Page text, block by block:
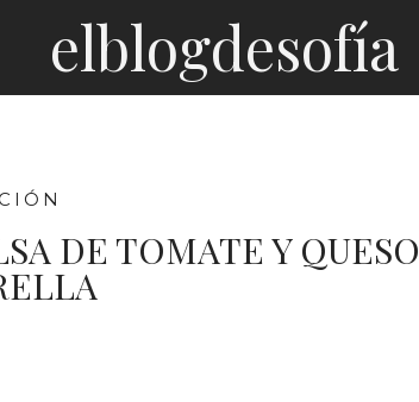
elblogdesofía
DE TOMATE Y QUESO